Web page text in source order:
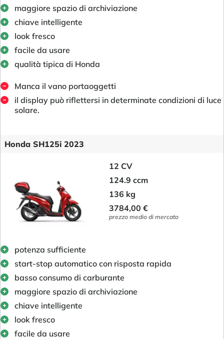
maggiore spazio di archiviazione
chiave intelligente
look fresco
facile da usare
qualità tipica di Honda
Manca il vano portaoggetti
il display può riflettersi in determinate condizioni di luce
solare.
Honda SH125i 2023
12 CV
124.9 ccm
136 kg
3784,00 €
prezzo medio di mercato
potenza sufficiente
start-stop automatico con risposta rapida
basso consumo di carburante
maggiore spazio di archiviazione
chiave intelligente
look fresco
facile da usare